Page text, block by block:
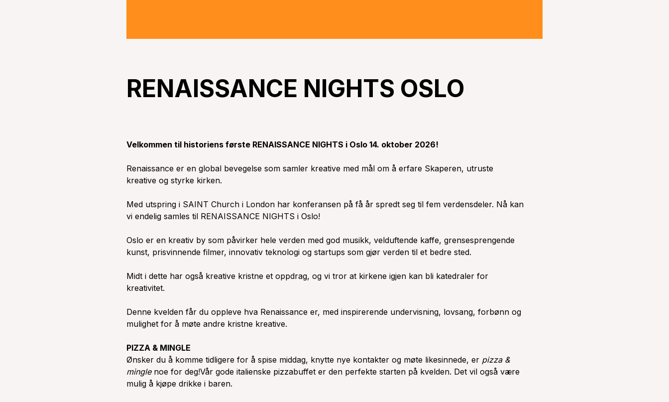
RENAISSANCE NIGHTS OSLO
Velkommen til historiens første RENAISSANCE NIGHTS i Oslo 14. oktober 2026!
Renaissance er en global bevegelse som samler kreative med mål om å erfare Skaperen, utruste
kreative og styrke kirken.
Med utspring i SAINT Church i London har konferansen på få år spredt seg til fem verdensdeler. Nå kan
vi endelig samles til RENAISSANCE NIGHTS i Oslo!
Oslo er en kreativ by som påvirker hele verden med god musikk, velduftende kaffe, grensesprengende
kunst, prisvinnende filmer, innovativ teknologi og startups som gjør verden til et bedre sted.
Midt i dette har også kreative kristne et oppdrag, og vi tror at kirkene igjen kan bli katedraler for
kreativitet.
Denne kvelden får du oppleve hva Renaissance er, med inspirerende undervisning, lovsang, forbønn og
mulighet for å møte andre kristne kreative.
PIZZA & MINGLE
Ønsker du å komme tidligere for å spise middag, knytte nye kontakter og møte likesinnede, er pizza &
minglenoe for deg!Vår gode italienske pizzabuffet er den perfekte starten på kvelden. Det vil også være
mulig å kjøpe drikke i baren.